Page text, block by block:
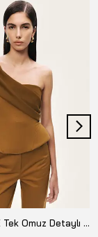
NOCTURNE Tek Omuz Detaylı Büstiyer N26YN19010